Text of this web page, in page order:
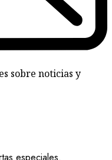
sobre noticias y
especiales.